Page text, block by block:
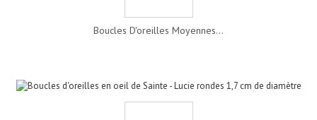
Boucles D'oreilles Moyennes...